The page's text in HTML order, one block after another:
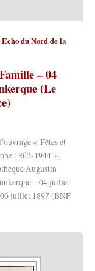
du Nord de la
– 04
(Le
« Fêtes et
1862-1944 »,
Augustin
– 04 juillet
06 juillet 1897 (BNF